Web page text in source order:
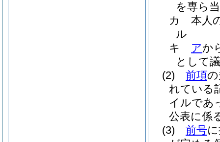
を専ら
カ
本人
ル
キ
アか
として
(2)
前項
れている
イルであ
公表に係
(3)
前号